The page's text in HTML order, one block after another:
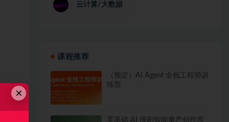
云计算/大数据
课程推荐
（预定）AI Agent 全栈工程师训
练营
零基础 AI 漫剧智能量产创作营
×